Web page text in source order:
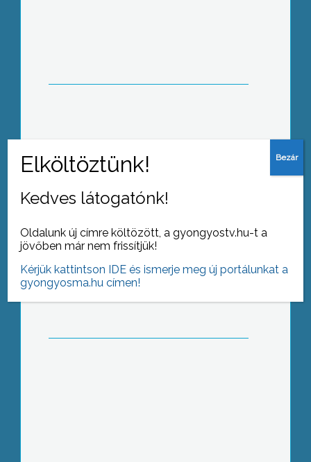
krizantém
Kedves látogatónk!
Oldalunk új címre költözött, a gyongyostv.hu-t a
jövőben már nem frissítjük!
Kérjük kattintson IDE és ismerje meg új portálunkat a
gyongyosma.hu címen!